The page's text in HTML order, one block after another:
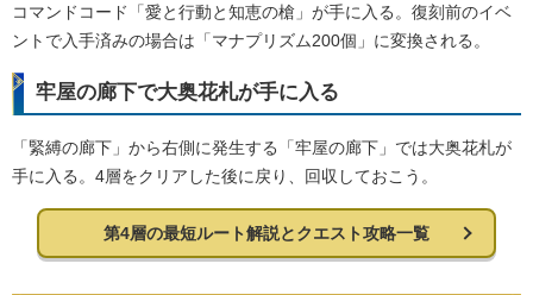
コマンドコード「愛と行動と知恵の槍」が手に入る。復刻前のイベ
ントで入手済みの場合は「マナプリズム200個」に変換される。
牢屋の廊下で大奥花札が手に入る
「緊縛の廊下」から右側に発生する「牢屋の廊下」では大奥花札が
手に入る。4層をクリアした後に戻り、回収しておこう。
第4層の最短ルート解説とクエスト攻略一覧